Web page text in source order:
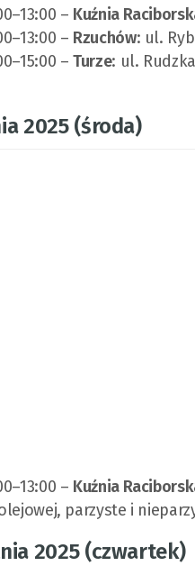
– Kuźnia
– Rzuchów: ul.
–Turze: ul.
2025 (środa)
– Kuźnia
parzyste i
2025 (czwartek)